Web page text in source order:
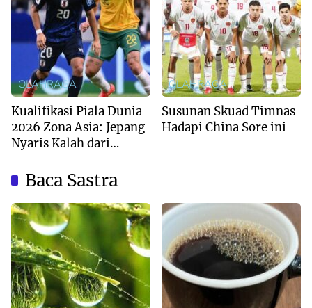
OLAHRAGA
Kualifikasi Piala Dunia
2026 Zona Asia: Jepang
Nyaris Kalah dari
OLAHRAGA
Susunan Skuad Timnas
Hadapi China Sore ini
Baca Sastra